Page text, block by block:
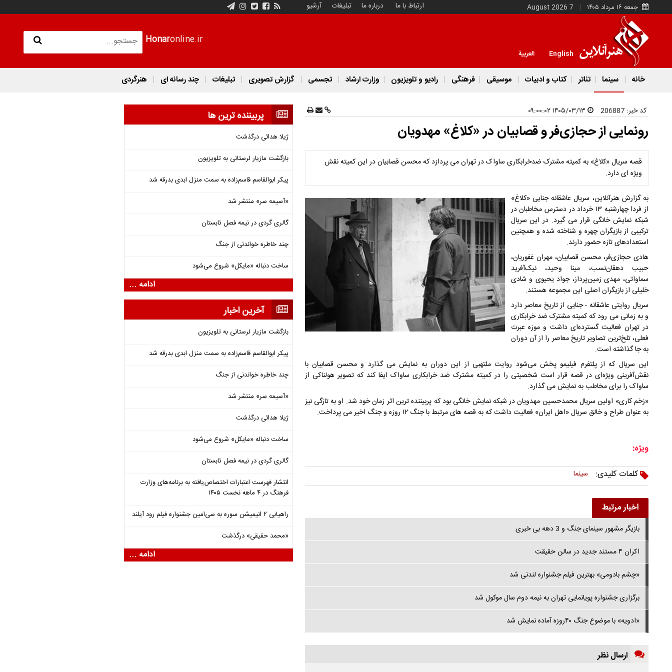
جمعه ۱۶ مرداد ۱۴۰۵ 7 August 2026 ارتباط با ما درباره ما تبلیغات آرشیو
Honaronline.ir
English العربية
خانه سینما تئاتر کتاب و ادبیات موسیقی فرهنگی رادیو و تلویزیون وزارت ارشاد تجسمی گزارش تصویری تبلیغات چند رسانه ای هنرگردی
کد خبر: 206887
رونمایی از حجازی‌فر و قصابیان در «کلاغ» مهدویان
قصه سریال «کلاغ» به کمیته مشترک ضدخرابکاری ساواک در تهران می پردازد که محسن قصابیان در این کمیته نقش
ویژه ای دارد.
به گزارش هنرآنلاین، سریال عاشقانه جنایی «کلاغ»
از فردا چهارشنبه ۱۳ خرداد در دسترس مخاطبان در
شبکه نمایش خانگی قرار می گیرد. در این سریال
ترکیبی از بازیگران چهره و شناخته شده و همچنین
استعدادهای تازه حضور دارند.
هادی حجازی‌فر، محسن قصابیان، مهران غفوریان،
حبیب دهقان‌نسب، مینا وحید، نیک‌آفرید
سماواتی، مهدی زمین‌پرداز، جواد یحیوی و شادی
خلیلی از بازیگران اصلی این مجموعه هستند.
سریال روایتی عاشقانه - جنایی از تاریخ معاصر دارد
و به زمانی می رود که کمیته مشترک ضد خرابکاری
در تهران فعالیت گسترده‌ای داشت و موزه عبرت
فعلی، تلخ‌ترین تصاویر تاریخ معاصر را از آن دوران
به جا گذاشته است.
این سریال که از پلتفرم فیلیمو پخش می‌شود روایت ملتهبی از این دوران به نمایش می گذارد و محسن قصابیان با
نقش‌آفرینی ویژه‌ای در قصه قرار است شخصیتی را در کمیته مشترک ضد خرابکاری ساواک ایفا کند که تصویر هولناکی از
ساواک را برای مخاطب به نمایش می گذارد.
«زخم کاری» اولین سریال محمدحسین مهدویان در شبکه نمایش خانگی بود که پربیننده ترین اثر زمان خود شد. او به تازگی نیز
به عنوان طراح و خالق سریال «اهل ایران» فعالیت داشت که به قصه های مرتبط با جنگ ۱۲ روزه و جنگ اخیر می پرداخت.
ویژه:
کلمات کلیدی:
سینما
اخبار مرتبط
بازیگر مشهور سینمای جنگ و 3 دهه بی خبری
اکران ۴ مستند جدید در سالن حقیقت
«چشم بادومی» بهترین فیلم جشنواره لندنی شد
برگزاری جشنواره پویانمایی تهران به نیمه دوم سال موکول شد
«ادویه» با موضوع جنگ ۴۰روزه آماده نمایش شد
ارسال نظر
پربیننده ترین ها
ژیلا هدائی درگذشت
بازگشت مازیار لرستانی به تلویزیون
پیکر ابوالقاسم قاسم‌زاده به سمت منزل ابدی بدرقه شد
«آسیمه سر» منتشر شد
گالری گردی در نیمه فصل تابستان
چند خاطره خواندنی از جنگ
ساخت دنباله «مایکل» شروع می‌شود
ادامه ...
آخرین اخبار
بازگشت مازیار لرستانی به تلویزیون
پیکر ابوالقاسم قاسم‌زاده به سمت منزل ابدی بدرقه شد
چند خاطره خواندنی از جنگ
«آسیمه سر» منتشر شد
ژیلا هدائی درگذشت
ساخت دنباله «مایکل» شروع می‌شود
گالری گردی در نیمه فصل تابستان
انتشار فهرست اعتبارات اختصاص‌یافته به برنامه‌های وزارت
فرهنگ در ۴ ماهه نخست ۱۴۰۵
راهیابی ۲ انیمیشن سوره به سی‌امین جشنواره فیلم رود آیلند
«محمد حقیقی» درگذشت
ادامه ...